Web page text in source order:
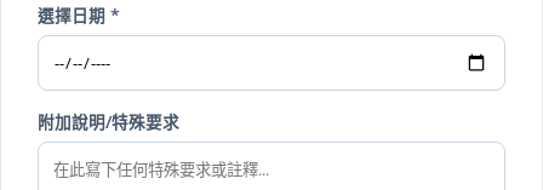
選擇日期 *
附加說明/特殊要求